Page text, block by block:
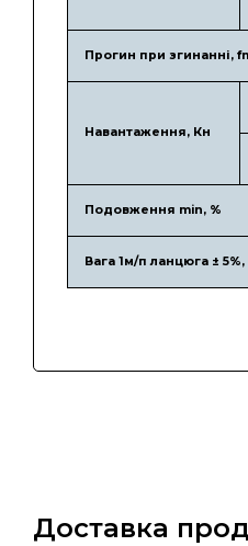
Прогин при згинанні,
Навантаження, Кн
Подовження min, %
Вага 1м/п ланцюга ± 5%,
Доставка